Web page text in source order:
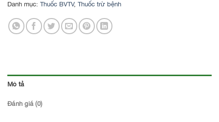
Danh mục: Thuốc BVTV, Thuốc trừ bệnh
Mô tả
Đánh giá (0)